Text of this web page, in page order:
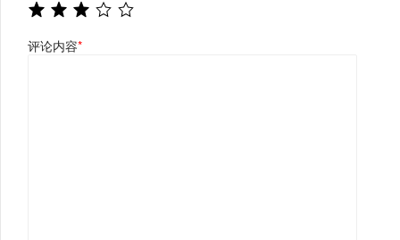
评论内容*